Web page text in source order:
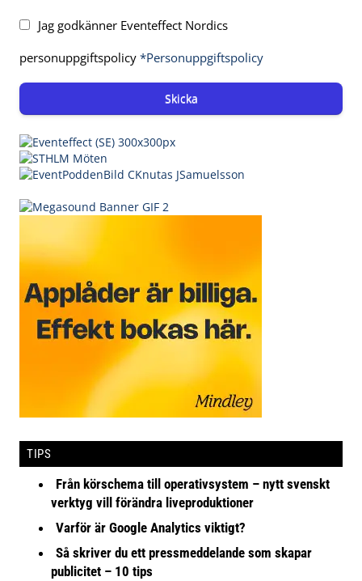
Jag godkänner Eventeffect Nordics
personuppgiftspolicy *Personuppgiftspolicy
Skicka
TIPS
Från körschema till operativsystem – nytt svenskt
verktyg vill förändra liveproduktioner
Varför är Google Analytics viktigt?
Så skriver du ett pressmeddelande som skapar
publicitet – 10 tips